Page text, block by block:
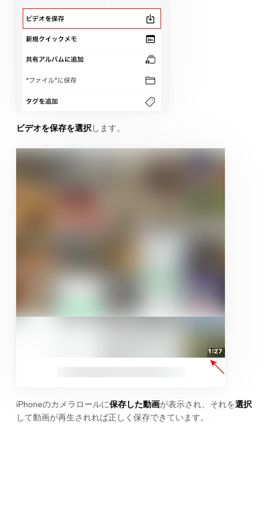
ビデオを保存を選択 します。
iPhoneのカメラロールに保存した動画が表示され、それを選択
して動画が再生されれば正しく保存できています。